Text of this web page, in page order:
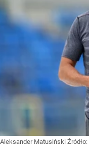
Aleksander Matusiński Źródło: